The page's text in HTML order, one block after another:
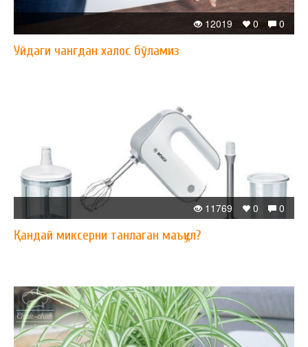
0
0
12019
Уйдаги чангдан халос бўламиз
0
0
11769
Қандай миксерни танлаган маъқул?